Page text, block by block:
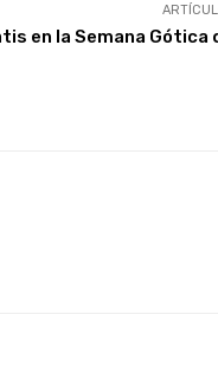
en la Semana Gótica